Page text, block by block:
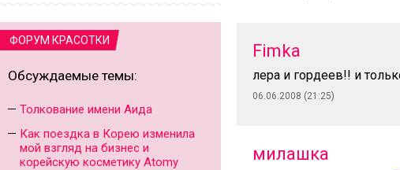
ФОРУМ КРАСОТКИ
Обсуждаемые темы:
Толкование имени Аида
Как поездка в Корею изменила
мой взгляд на бизнес и
корейскую косметику Atomy
Fimka
лера и гордеев!! и
06.06.2008 (21:25)
милашка